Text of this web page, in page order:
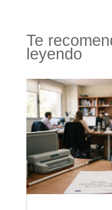
Te
leyendo